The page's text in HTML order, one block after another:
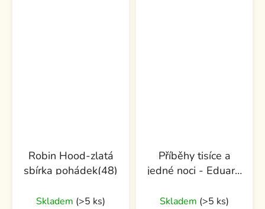
Robin Hood-zlatá
sbírka pohádek(48)
Skladem (>5 ks)
Příběhy tisíce a
jedné noci - Eduard
Čapek
Skladem (>5 ks)